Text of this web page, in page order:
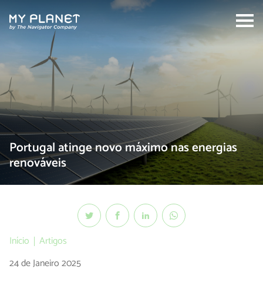
Search:
Portugal atinge novo máximo nas energias
renováveis
Início
Artigos
24 de Janeiro 2025